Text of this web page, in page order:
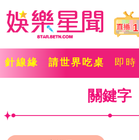
1
針線緣 請世界吃桌 即時
關鍵字